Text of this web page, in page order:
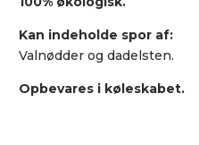
Kan indeholde spor af:
Valnødder og dadelsten.
Opbevares i køleskabet.